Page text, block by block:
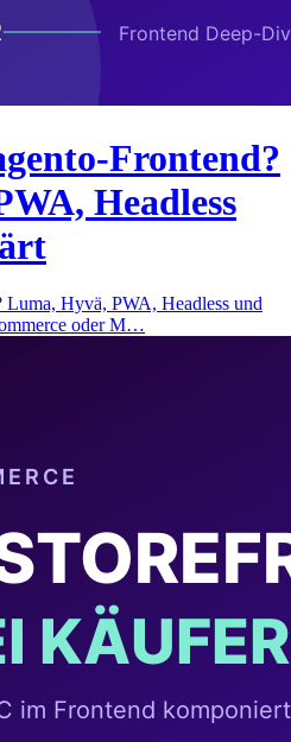
Frontend?
Headless
Luma, Hyvä, PWA, Headless und
oder M…